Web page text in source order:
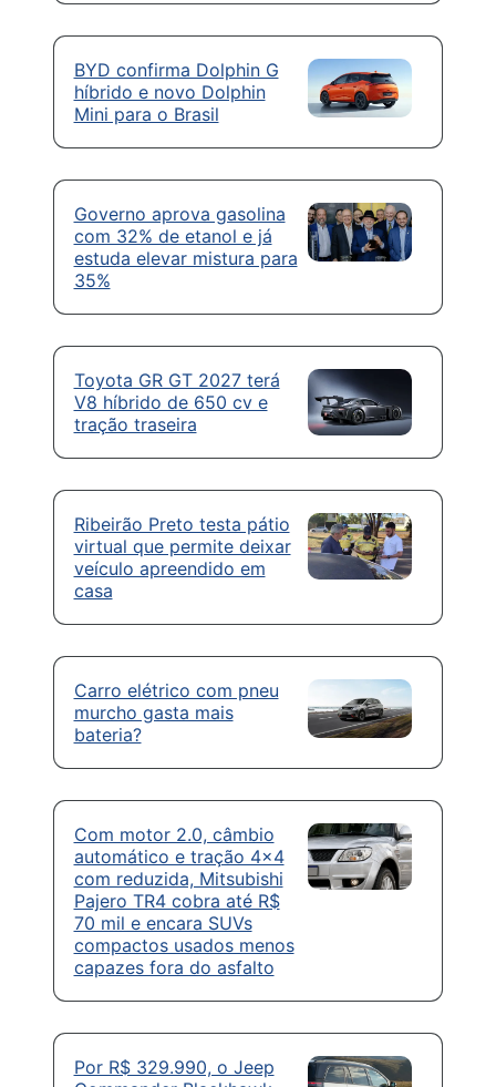
BYD confirma Dolphin G
híbrido e novo Dolphin
Mini para o Brasil
Governo aprova gasolina
com 32% de etanol e já
estuda elevar mistura para
35%
Toyota GR GT 2027 terá
V8 híbrido de 650 cv e
tração traseira
Ribeirão Preto testa pátio
virtual que permite deixar
veículo apreendido em
casa
Carro elétrico com pneu
murcho gasta mais
bateria?
Com motor 2.0, câmbio
automático e tração 4×4
com reduzida, Mitsubishi
Pajero TR4 cobra até R$
70 mil e encara SUVs
compactos usados menos
capazes fora do asfalto
Por R$ 329.990, o Jeep